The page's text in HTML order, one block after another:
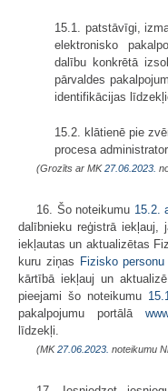
15.1. patstāvīgi,
elektronisko
dalību konkrētā
pārvaldes
identifikācijas
15.2. klātienē pie
procesa
(Grozīts ar MK27.06.2023.
16. Šo noteikumu 15.2.
dalībnieku reģistrā iekļauj,
iekļautas un aktualizētas
kuru ziņas Fizisko
kārtībā iekļauj un
pieejami šo noteikumu
pakalpojumu portālā
līdzekļi.
(MK27.06.2023. noteikumu